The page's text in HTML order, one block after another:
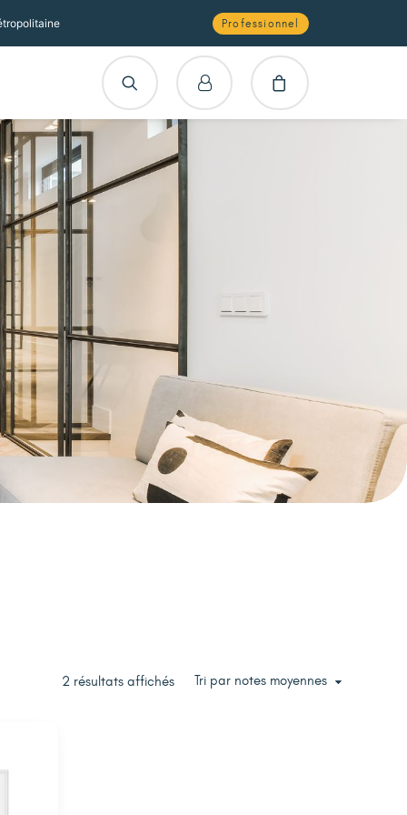
Professionnel
Tri par notes moyennes
2 résultats affichés